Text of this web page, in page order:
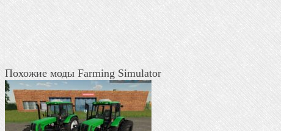
Похожие моды Farming Simulator